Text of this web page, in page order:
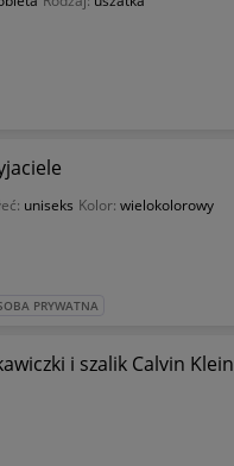
uniseks Kolor: wielokolorowy
PRYWATNA
i szalik Calvin Klein